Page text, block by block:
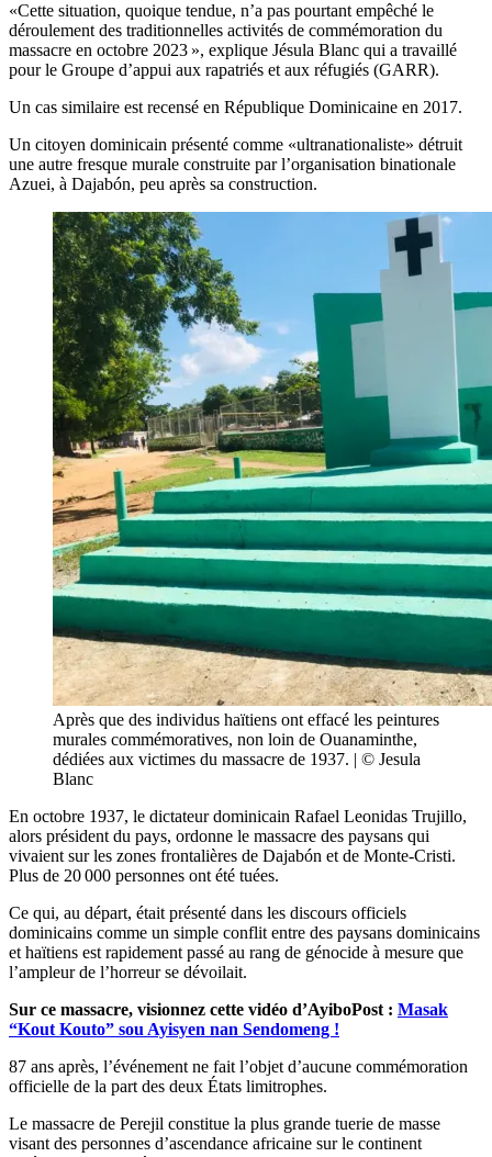
«Cette situation, quoique tendue, n’a pas pourtant empêché le
déroulement des traditionnelles activités de commémoration du
massacre en octobre 2023 », explique Jésula Blanc qui a travaillé
pour le Groupe d’appui aux rapatriés et aux réfugiés (GARR).
Un cas similaire est recensé en République Dominicaine en 2017.
Un citoyen dominicain présenté comme «ultranationaliste» détruit
une autre fresque murale construite par l’organisation binationale
Azuei, à Dajabón, peu après sa construction.
Après que des individus haïtiens ont effacé les peintures
murales commémoratives, non loin de Ouanaminthe,
dédiées aux victimes du massacre de 1937. | © Jesula
Blanc
En octobre 1937, le dictateur dominicain Rafael Leonidas Trujillo,
alors président du pays, ordonne le massacre des paysans qui
vivaient sur les zones frontalières de Dajabón et de Monte-Cristi.
Plus de 20 000 personnes ont été tuées.
Ce qui, au départ, était présenté dans les discours officiels
dominicains comme un simple conflit entre des paysans dominicains
et haïtiens est rapidement passé au rang de génocide à mesure que
l’ampleur de l’horreur se dévoilait.
Sur ce massacre, visionnez cette vidéo d’AyiboPost : Masak
“Kout Kouto” sou Ayisyen nan Sendomeng !
87 ans après, l’événement ne fait l’objet d’aucune commémoration
officielle de la part des deux États limitrophes.
Le massacre de Perejil constitue la plus grande tuerie de masse
visant des personnes d’ascendance africaine sur le continent